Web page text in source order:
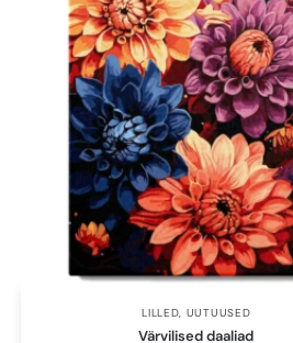
LILLED, UUTUUSED
Värvilised daaliad